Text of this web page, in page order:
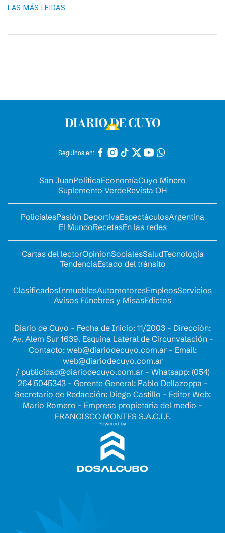
LAS MÁS LEIDAS
Seguinos en:
San JuanPolíticaEconomíaCuyo Minero
Suplemento VerdeRevista OH
PolicialesPasión DeportivaEspectáculosArgentina
El MundoRecetasEn las redes
Cartas del lectorOpinionSocialesSaludTecnología
TendenciaEstado del tránsito
ClasificadosInmueblesAutomotoresEmpleosServicios
Avisos Fúnebres y MisasEdictos
Diario de Cuyo - Fecha de Inicio: 11/2003 - Dirección:
Av. Alem Sur 1639. Esquina Lateral de Circunvalación -
Contacto: web@diariodecuyo.com.ar- Email:
web@diariodecuyo.com.ar
/ publicidad@diariodecuyo.com.ar- Whatsapp: (054)
264 5045343 - Gerente General: Pablo Dellazoppa -
Secretario de Redacción: Diego Castillo - Editor Web:
Mario Romero - Empresa propietaria del medio -
FRANCISCO MONTES S.A.C.I.F.